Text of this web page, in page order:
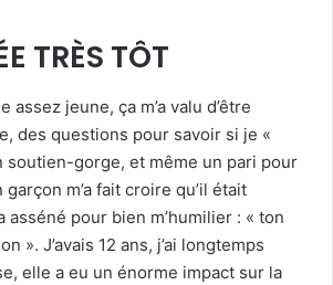
TRÈS TÔT
assez jeune, ça m’a valu d’être
des questions pour savoir si je «
soutien-gorge, et même un pari pour
m’a fait croire qu’il était
asséné pour bien m’humilier : « ton
». J’avais 12 ans, j’ai longtemps
elle a eu un énorme impact sur la